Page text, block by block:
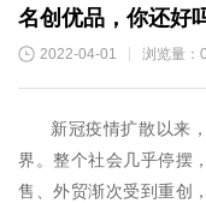
名创优品，你还好
2022-04-01 浏览量：0
新冠疫情扩散以来，
界。整个社会几乎停摆
售、外贸渐次受到重创